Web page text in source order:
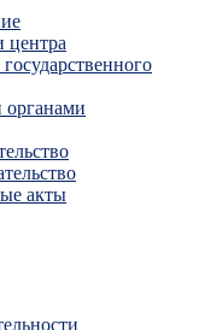
центра
акты